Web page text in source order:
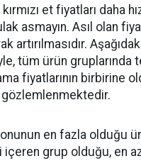
et fiyatları daha
asmayın. Asıl olan
artırılmasıdır.
tüm ürün gruplarında
fiyatlarının birbirine
en fazla olduğu
içeren grup olduğu, en